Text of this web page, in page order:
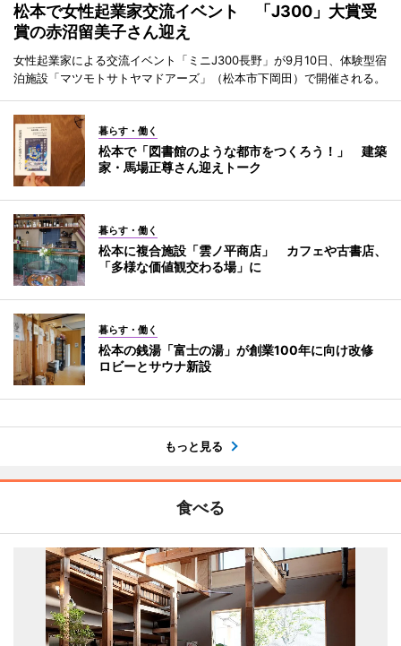
松本で女性起業家交流イベント 「J300」大賞受
賞の赤沼留美子さん迎え
女性起業家による交流イベント「ミニJ300長野」が9月10日、体験型宿
泊施設「マツモトサトヤマドアーズ」（松本市下岡田）で開催される。
暮らす・働く
松本で「図書館のような都市をつくろう！」 建築
家・馬場正尊さん迎えトーク
暮らす・働く
松本に複合施設「雲ノ平商店」 カフェや古書店、
「多様な価値観交わる場」に
暮らす・働く
松本の銭湯「富士の湯」が創業100年に向け改修
ロビーとサウナ新設
もっと見る
食べる